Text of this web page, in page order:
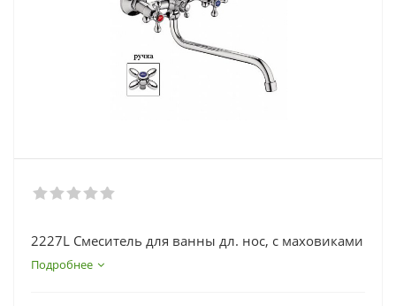
2227L Смеситель для ванны дл. нос, с маховиками
Подробнее